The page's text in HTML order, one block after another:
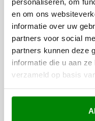
en om ons
informatie over uw
partners voor social
partners kunnen deze
informatie die u aan
verzameld op basis
De hoogwaardige
ervoor dat je logo
kabeltas.
Gratis digitaal
bedrukte
organizer? Vraag
aan en zie direct het